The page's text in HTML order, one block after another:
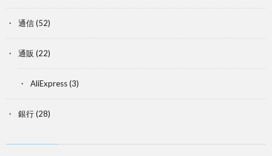
通信(52)
通販 (22)
AliExpress(3)
銀行(28)